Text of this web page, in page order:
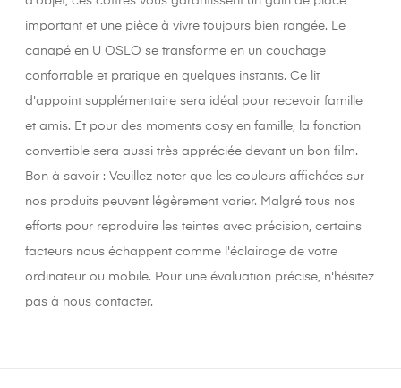
important et une pièce à vivre toujours bien rangée. Le
canapé en U OSLO se transforme en un couchage
confortable et pratique en quelques instants. Ce lit
d'appoint supplémentaire sera idéal pour recevoir famille
et amis. Et pour des moments cosy en famille, la fonction
convertible sera aussi très appréciée devant un bon film.
Bon à savoir : Veuillez noter que les couleurs affichées sur
nos produits peuvent légèrement varier. Malgré tous nos
efforts pour reproduire les teintes avec précision, certains
facteurs nous échappent comme l'éclairage de votre
ordinateur ou mobile. Pour une évaluation précise, n'hésitez
pas à nous contacter.